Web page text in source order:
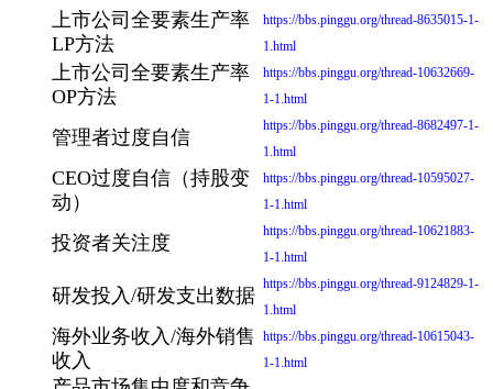
上市公司全要素生产率
LP方法
https://bbs.pinggu.org/thread-8635015-1-
1.html
上市公司全要素生产率
OP方法
https://bbs.pinggu.org/thread-10632669-
1-1.html
管理者过度自信
https://bbs.pinggu.org/thread-8682497-1-
1.html
CEO过度自信（持股变
动）
https://bbs.pinggu.org/thread-10595027-
1-1.html
投资者关注度
https://bbs.pinggu.org/thread-10621883-
1-1.html
研发投入/研发支出数据
https://bbs.pinggu.org/thread-9124829-1-
1.html
海外业务收入/海外销售
收入
https://bbs.pinggu.org/thread-10615043-
1-1.html